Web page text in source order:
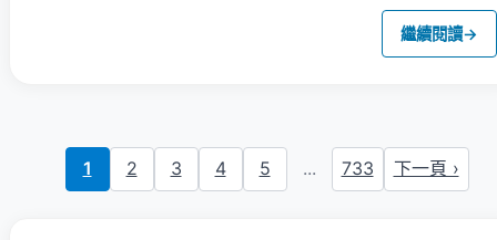
繼續閱讀→
1 2 3 4 5 ... 733 下一頁 ›